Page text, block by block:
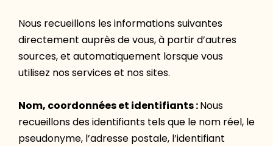
Nous recueillons les informations suivantes
directement auprès de vous, à partir d’autres
sources, et automatiquement lorsque vous
utilisez nos services et nos sites.
Nom, coordonnées et identifiants :Nous
recueillons des identifiants tels que le nom réel, le
pseudonyme, l’adresse postale, l’identifiant